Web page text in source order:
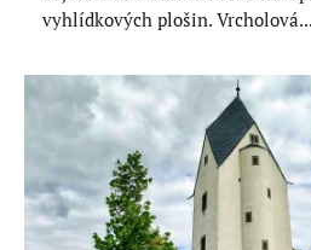
vyhlídkových plošin. Vrcholová...